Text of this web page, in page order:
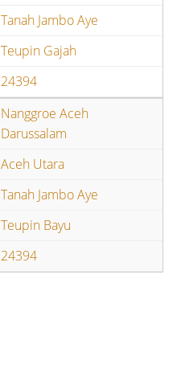
Tanah Jambo Aye
Teupin Gajah
24394
Nanggroe Aceh
Darussalam
Aceh Utara
Tanah Jambo Aye
Teupin Bayu
24394